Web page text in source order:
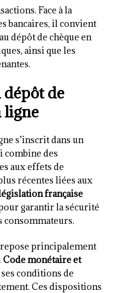
Face à la
bancaires, il convient
dépôt de chèque en
ainsi que les
de
ligne
s’inscrit dans un
des
aux effets de
récentes liées aux
française
garantir la sécurité
consommateurs.
principalement
Code monétaire et
conditions de
Ces dispositions